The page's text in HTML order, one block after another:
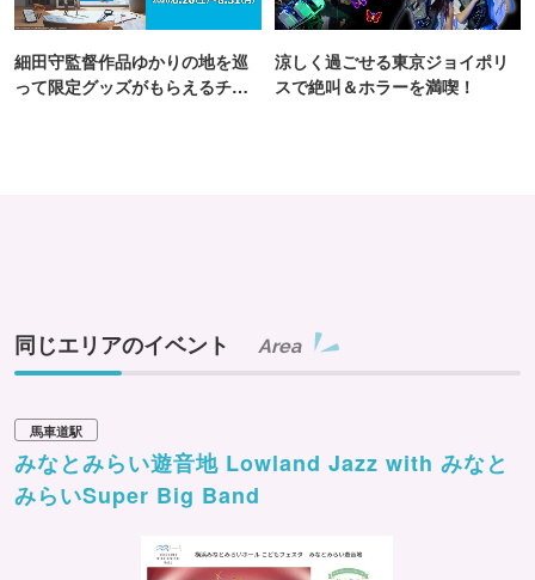
細田守監督作品ゆかりの地を巡
って限定グッズがもらえるチャ
涼しく過ごせる東京ジョイポリ
スで絶叫＆ホラーを満喫！
同じエリアのイベント Area
馬車道駅
みなとみらい遊音地 Lowland Jazz with みなと
みらいSuper Big Band